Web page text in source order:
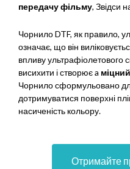
передачу фільму, Звідси
Чорнило DTF, як правило,
означає, що він
впливу ультрафіолетового
висихити і створює a
Чорнило сформульовано
дотримуватися поверхні
насиченість кольору.
Отримайте